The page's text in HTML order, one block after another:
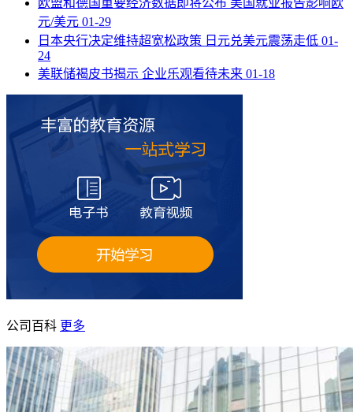
欧盟和德国重要经济数据即将公布 美国就业报告影响欧
元/美元 01-29
日本央行决定维持超宽松政策 日元兑美元震荡走低 01-
24
美联储褐皮书揭示 企业乐观看待未来 01-18
公司百科 更多